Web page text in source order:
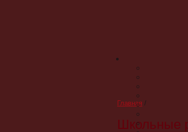
Главная /
Школьные